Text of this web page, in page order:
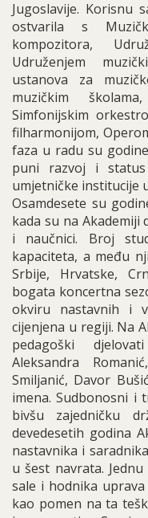
Jugoslavije. Korisnu
ostvarila s
kompozitora,
Udruženjem
ustanova za
muzičkim
Simfonijskim
filharmonijom,
faza u radu su
puni razvoj i status
umjetničke institucije
Osamdesete su
kada su na Akademiji
i naučnici. Broj
kapaciteta, a među
Srbije, Hrvatske,
bogata koncertna
okviru nastavnih i
cijenjena u regiji. Na
pedagoški
Aleksandra
Smiljanić, Davor
imena. Sudbonosni i
bivšu zajedničku
devedesetih godina
nastavnika i
u šest navrata.
sale i hodnika
kao pomen na ta